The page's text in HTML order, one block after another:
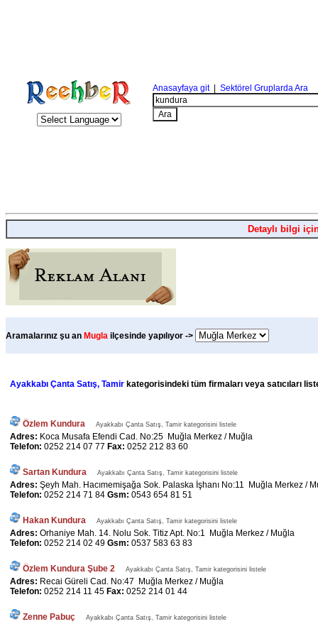
Anasayfaya git| Sektörel Gruplarda Ara
Detaylı bilgi
Aramalarınız şu an Mugla ilçesinde yapılıyor ->
Ayakkabı Çanta Satış, Tamir kategorisindeki tüm firmaları veya satıcıları
Özlem Kundura Ayakkabı Çanta Satış, Tamir kategorisini listele
Adres: Koca Musafa Efendi Cad. No:25 Muğla Merkez / Muğla
Telefon: 0252 214 07 77 Fax: 0252 212 83 60
Sartan Kundura Ayakkabı Çanta Satış, Tamir kategorisini listele
Adres: Şeyh Mah. Hacımemişağa Sok. Palaska İşhanı No:11 Muğla Merkez /
Telefon: 0252 214 71 84 Gsm: 0543 654 81 51
Hakan Kundura Ayakkabı Çanta Satış, Tamir kategorisini listele
Adres: Orhaniye Mah. 14. Nolu Sok. Titiz Apt. No:1 Muğla Merkez / Muğla
Telefon: 0252 214 02 49 Gsm: 0537 583 63 83
Özlem Kundura Şube 2 Ayakkabı Çanta Satış, Tamir kategorisini listele
Adres: Recai Güreli Cad. No:47 Muğla Merkez / Muğla
Telefon: 0252 214 11 45 Fax: 0252 214 01 44
Zenne Pabuç Ayakkabı Çanta Satış, Tamir kategorisini listele